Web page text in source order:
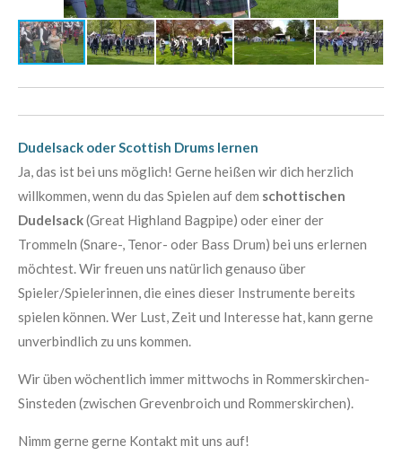
Dudelsack oder Scottish Drums lernen
Ja, das ist bei uns möglich! Gerne heißen wir dich herzlich
willkommen, wenn du das Spielen auf dem schottischen
Dudelsack(Great Highland Bagpipe) oder einer der
Trommeln (Snare-, Tenor- oder Bass Drum) bei uns erlernen
möchtest. Wir freuen uns natürlich genauso über
Spieler/Spielerinnen, die eines dieser Instrumente bereits
spielen können. Wer Lust, Zeit und Interesse hat, kann gerne
unverbindlich zu uns kommen.
Wir üben wöchentlich immer mittwochs in Rommerskirchen-
Sinsteden (zwischen Grevenbroich und Rommerskirchen).
Nimm gerne gerne Kontakt mit uns auf!